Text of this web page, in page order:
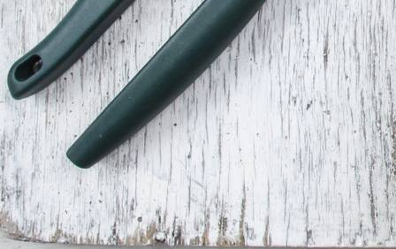
Ich denke an Dich